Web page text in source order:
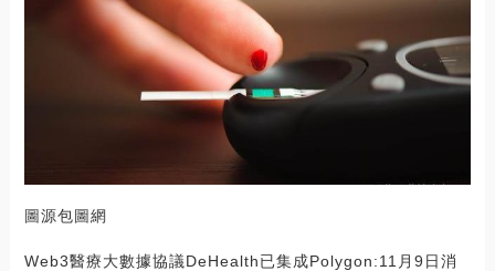
圖源包圖網
Web3醫療大數據協議DeHealth已集成Polygon:11月9日消